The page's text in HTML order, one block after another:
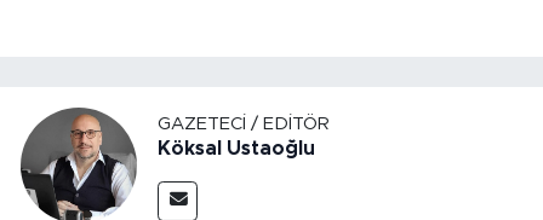
GAZETECI / EDITÖR
Köksal Ustaoğlu